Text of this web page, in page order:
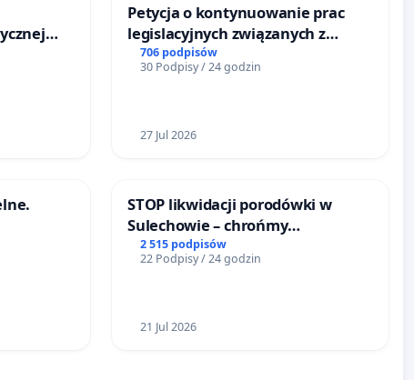
Petycja o kontynuowanie prac
legislacyjnych związanych z
reformą prawa rodzinnego
706 podpisów
30 Podpisy / 24 godzin
27 Jul 2026
STOP likwidacji porodówki w
Sulechowie – chrońmy
bezpieczeństwo matek i
noworodków
2 515 podpisów
22 Podpisy / 24 godzin
21 Jul 2026